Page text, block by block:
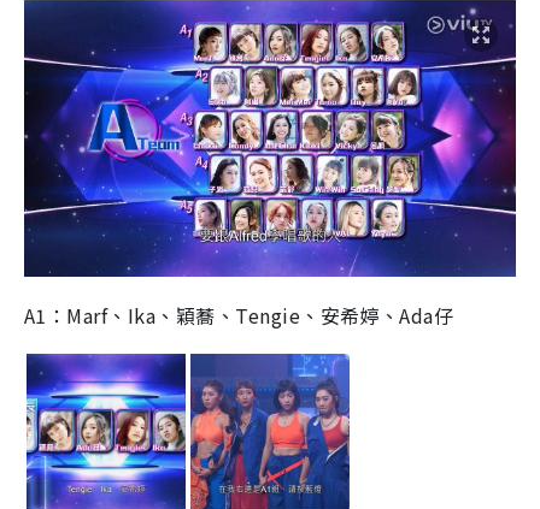
A1：Marf、Ika、穎蕎、Tengie、安希婷、Ada仔